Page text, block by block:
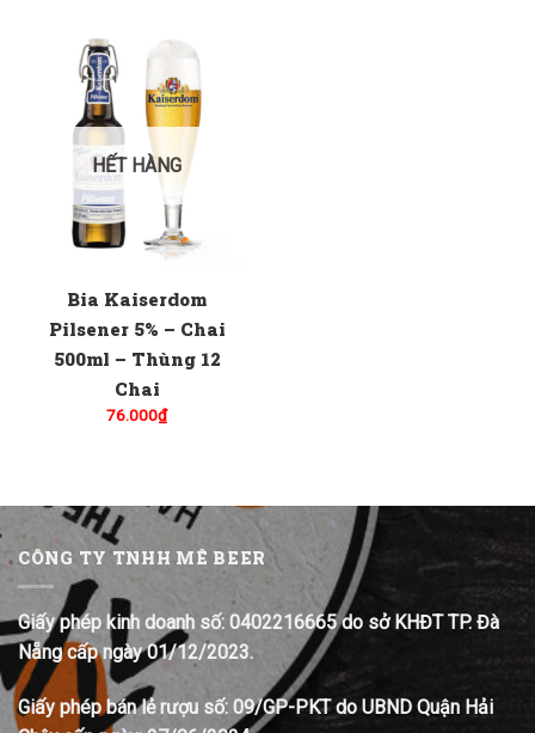
HẾT HÀNG
Bia Kaiserdom
Pilsener 5% – Chai
500ml – Thùng 12
Chai
76.000₫
CÔNG TY TNHH MÊ BEER
Giấy phép kinh doanh số: 0402216665 do sở KHĐT TP. Đà
Nẵng cấp ngày 01/12/2023.
Giấy phép bán lẻ rượu số: 09/GP-PKT do UBND Quận Hải